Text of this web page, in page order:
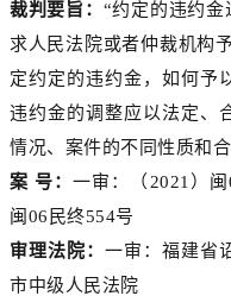
裁判要旨： “约定的违约
求人民法院或者仲裁机构
定约定的违约金，如何予
违约金的调整应以法定、
情况、案件的不同性质和
案 号：一审：（2021）
闽06民终554号
审理法院：一审：福建省
市中级人民法院